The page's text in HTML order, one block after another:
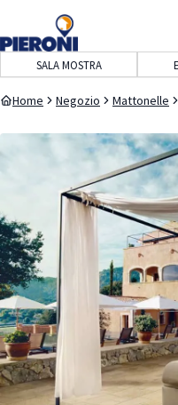
navigazione
contenuto
SALA MOSTRA
Home Negozio Mattonelle